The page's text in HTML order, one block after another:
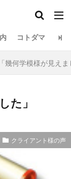
コトダマ
幾何学模様が見えま
た」
クライアント様の声
シロチ
則
ヘナ
動画